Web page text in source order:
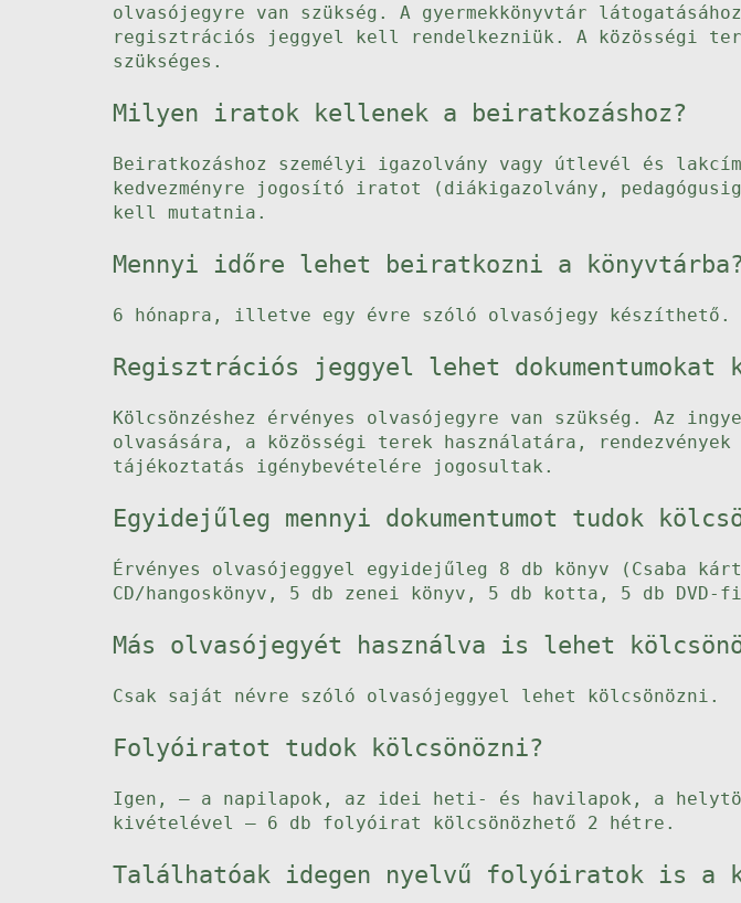
olvasójegyre van szükség. A gyermekkönyvtár
regisztrációs jeggyel kell rendelkezniük. A közösségi
szükséges.
Milyen iratok kellenek a beiratkozáshoz?
Beiratkozáshoz személyi igazolvány vagy útlevél és
kedvezményre jogosító iratot (diákigazolvány,
kell mutatnia.
Mennyi időre lehet beiratkozni a könyvtárba?
6 hónapra, illetve egy évre szóló olvasójegy készíthető.
Regisztrációs jeggyel lehet dokumentumokat
Kölcsönzéshez érvényes olvasójegyre van szükség. Az
olvasására, a közösségi terek használatára,
tájékoztatás igénybevételére jogosultak.
Egyidejűleg mennyi dokumentumot tudok
Érvényes olvasójeggyel egyidejűleg 8 db könyv (Csaba
CD/hangoskönyv, 5 db zenei könyv, 5 db kotta, 5 db
Más olvasójegyét használva is lehet
Csak saját névre szóló olvasójeggyel lehet kölcsönözni.
Folyóiratot tudok kölcsönözni?
Igen, – a napilapok, az idei heti- és havilapok, a
kivételével – 6 db folyóirat kölcsönözhető 2 hétre.
Találhatóak idegen nyelvű folyóiratok is a